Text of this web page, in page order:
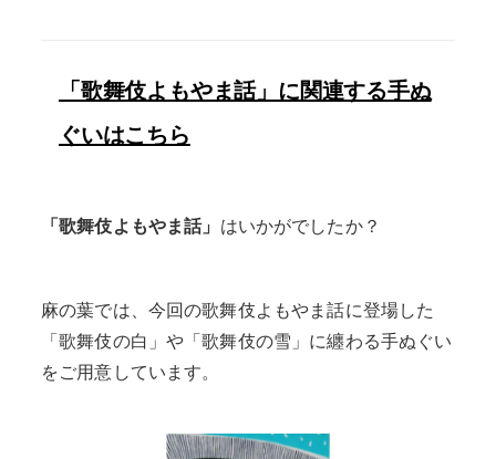
「歌舞伎よもやま話」に関連する手ぬ
ぐいはこちら
「歌舞伎よもやま話」 はいかがでしたか？
麻の葉では、今回の歌舞伎よもやま話に登場した
「歌舞伎の白」や「歌舞伎の雪」に纏わる手ぬぐい
をご用意しています。